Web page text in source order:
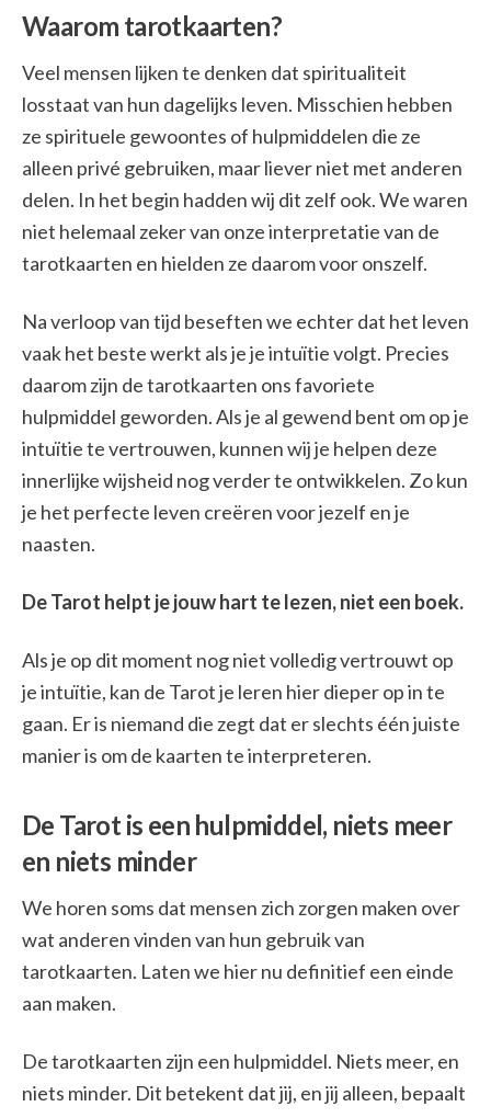
Waarom tarotkaarten?
Veel mensen lijken te denken dat spiritualiteit
losstaat van hun dagelijks leven. Misschien hebben
ze spirituele gewoontes of hulpmiddelen die ze
alleen privé gebruiken, maar liever niet met anderen
delen. In het begin hadden wij dit zelf ook. We waren
niet helemaal zeker van onze interpretatie van de
tarotkaarten en hielden ze daarom voor onszelf.
Na verloop van tijd beseften we echter dat het leven
vaak het beste werkt als je je intuïtie volgt. Precies
daarom zijn de tarotkaarten ons favoriete
hulpmiddel geworden. Als je al gewend bent om op je
intuïtie te vertrouwen, kunnen wij je helpen deze
innerlijke wijsheid nog verder te ontwikkelen. Zo kun
je het perfecte leven creëren voor jezelf en je
naasten.
De Tarot helpt je jouw hart te lezen, niet een boek.
Als je op dit moment nog niet volledig vertrouwt op
je intuïtie, kan de Tarot je leren hier dieper op in te
gaan. Er is niemand die zegt dat er slechts één juiste
manier is om de kaarten te interpreteren.
De Tarot is een hulpmiddel, niets meer
en niets minder
We horen soms dat mensen zich zorgen maken over
wat anderen vinden van hun gebruik van
tarotkaarten. Laten we hier nu definitief een einde
aan maken.
De tarotkaarten zijn een hulpmiddel. Niets meer, en
niets minder. Dit betekent dat jij, en jij alleen, bepaalt